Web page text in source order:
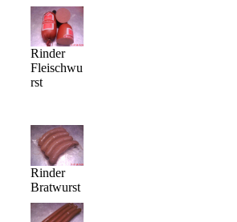
Rinder
Fleischwu
rst
Rinder
Bratwurst